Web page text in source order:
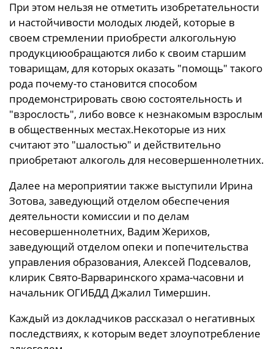
При этом нельзя не отметить изобретательности
и настойчивости молодых людей, которые в
своем стремлении приобрести алкогольную
продукциюобращаются либо к своим старшим
товарищам, для которых оказать "помощь" такого
рода почему-то становится способом
продемонстрировать свою состоятельность и
"взрослость", либо вовсе к незнакомым взрослым
в общественных местах.Некоторые из них
считают это "шалостью" и действительно
приобретают алкоголь для несовершеннолетних.
Далее на мероприятии также выступили Ирина
Зотова, заведующий отделом обеспечения
деятельности комиссии и по делам
несовершеннолетних, Вадим Жерихов,
заведующий отделом опеки и попечительства
управления образования, Алексей Подсевалов,
клирик Свято-Варваринского храма-часовни и
начальник ОГИБДД Джалил Тимершин.
Каждый из докладчиков рассказал о негативных
последствиях, к которым ведет злоупотребление